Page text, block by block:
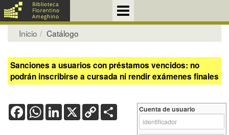
Inicio Catálogo
Sanciones a usuarios con préstamos vencidos: no
podrán inscribirse a cursada ni rendir exámenes finales
FacebookWhatsApp
LinkedIn
X Copy
Link
Cuenta de usuario